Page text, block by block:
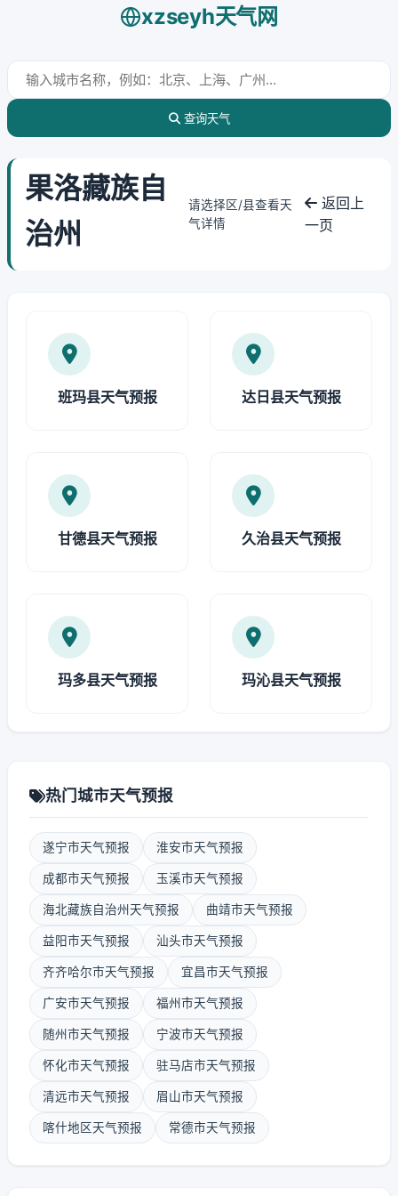
xzseyh天气网
查询天气
果洛藏族自
治州
请选择区/县查看天
气详情
返回上
一页
班玛县天气预报 达日县天气预报
甘德县天气预报 久治县天气预报
玛多县天气预报 玛沁县天气预报
热门城市天气预报
遂宁市天气预报 淮安市天气预报
成都市天气预报 玉溪市天气预报
海北藏族自治州天气预报 曲靖市天气预报
益阳市天气预报 汕头市天气预报
齐齐哈尔市天气预报 宜昌市天气预报
广安市天气预报 福州市天气预报
随州市天气预报 宁波市天气预报
怀化市天气预报 驻马店市天气预报
清远市天气预报 眉山市天气预报
喀什地区天气预报 常德市天气预报